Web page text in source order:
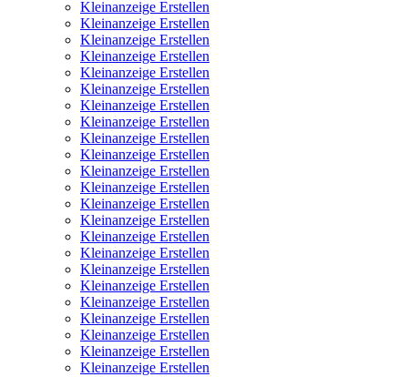
Kleinanzeige Erstellen
Kleinanzeige Erstellen
Kleinanzeige Erstellen
Kleinanzeige Erstellen
Kleinanzeige Erstellen
Kleinanzeige Erstellen
Kleinanzeige Erstellen
Kleinanzeige Erstellen
Kleinanzeige Erstellen
Kleinanzeige Erstellen
Kleinanzeige Erstellen
Kleinanzeige Erstellen
Kleinanzeige Erstellen
Kleinanzeige Erstellen
Kleinanzeige Erstellen
Kleinanzeige Erstellen
Kleinanzeige Erstellen
Kleinanzeige Erstellen
Kleinanzeige Erstellen
Kleinanzeige Erstellen
Kleinanzeige Erstellen
Kleinanzeige Erstellen
Kleinanzeige Erstellen